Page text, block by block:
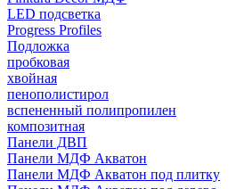
LED подсветка
Progress Profiles
Подложка
пробковая
хвойная
пенополистирол
вспененный полипропилен
композитная
Панели ДВП
Панели МДФ Акватон
Панели МДФ Акватон под плитку